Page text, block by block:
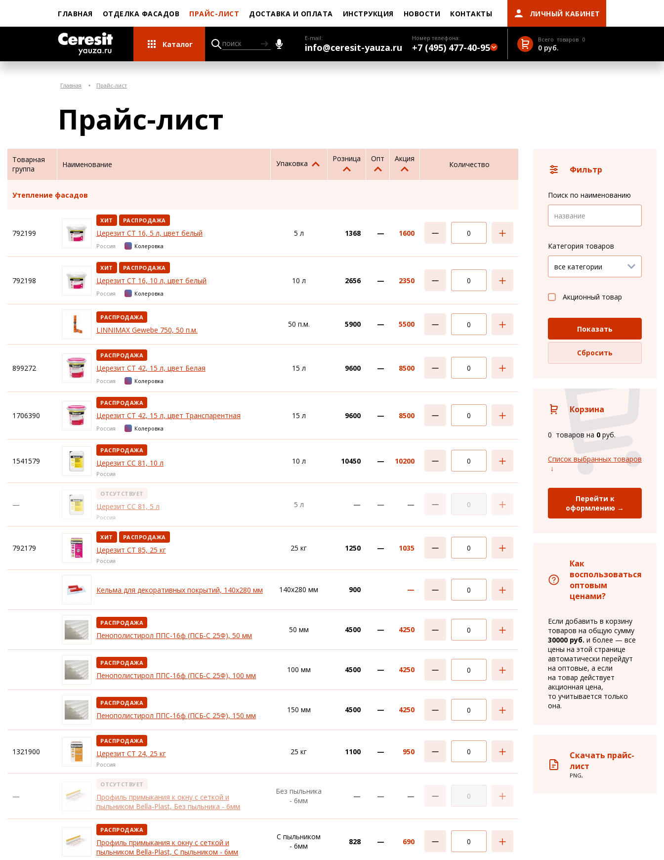
ГЛАВНАЯ ОТДЕЛКА ФАСАДОВ ПРАЙС-ЛИСТ ДОСТАВКА И ОПЛАТА ИНСТРУКЦИЯ НОВОСТИ КОНТАКТЫ ЛИЧНЫЙ КАБИНЕТ
Каталог
E-mail:
info@ceresit-yauza.ru
Номер телефона:
+7 (495) 477-40-95
Всего товаров 0
0 руб.
Главная Прайс-лист
Прайс-лист
Фильтр
Поиск по наименованию
Категория товаров
Акционный товар
Показать
Сбросить
Корзина
0 товаров на 0 руб.
Список выбранных товаров
Перейти к
оформлению →
Как
воспользоваться
оптовым
ценами?
Если добавить в корзину
товаров на общую сумму
30000 руб. и более — все
цены на этой странице
автоматически перейдут
на оптовые, а если
на товар действует
акционная цена,
то учитывается только
она.
Скачать прайс-
лист
PNG,
Товарная
группа
Наименование Упаковка
Розница Опт Акция
Количество
Утепление фасадов
792199
ХИТ РАСПРОДАЖА
Церезит CT 16, 5 л, цвет белый
Россия Колеровка
5 л 1368 — 1600
792198
ХИТ РАСПРОДАЖА
Церезит CT 16, 10 л, цвет белый
Россия Колеровка
10 л 2656 — 2350
РАСПРОДАЖА
LINNIMAX Gewebe 750, 50 п.м.
50 п.м. 5900 — 5500
899272
РАСПРОДАЖА
Церезит CT 42, 15 л, цвет Белая
Россия Колеровка
15 л 9600 — 8500
1706390
РАСПРОДАЖА
Церезит CT 42, 15 л, цвет Транспарентная
Россия Колеровка
15 л 9600 — 8500
1541579
РАСПРОДАЖА
Церезит CC 81, 10 л
Россия
10 л 10450 — 10200
—
ОТСУТСТВУЕТ
Церезит CC 81, 5 л
Россия
5 л — — —
792179
ХИТ РАСПРОДАЖА
Церезит CT 85, 25 кг
Россия
25 кг 1250 — 1035
Кельма для декоративных покрытий, 140х280 мм 140х280 мм 900 —
РАСПРОДАЖА
Пенополистирол ППС-16ф (ПСБ-С 25Ф), 50 мм
50 мм 4500 — 4250
РАСПРОДАЖА
Пенополистирол ППС-16ф (ПСБ-С 25Ф), 100 мм
100 мм 4500 — 4250
РАСПРОДАЖА
Пенополистирол ППС-16ф (ПСБ-С 25Ф), 150 мм
150 мм 4500 — 4250
1321900
РАСПРОДАЖА
Церезит CT 24, 25 кг
Россия
25 кг 1100 — 950
—
ОТСУТСТВУЕТ
Профиль примыкания к окну с сеткой и
пыльником Bella-Plast, Без пыльника - 6мм
Без пыльника
- 6мм
— — —
РАСПРОДАЖА
Профиль примыкания к окну с сеткой и
пыльником Bella-Plast, С пыльником - 6мм
С пыльником
- 6мм
828 — 690